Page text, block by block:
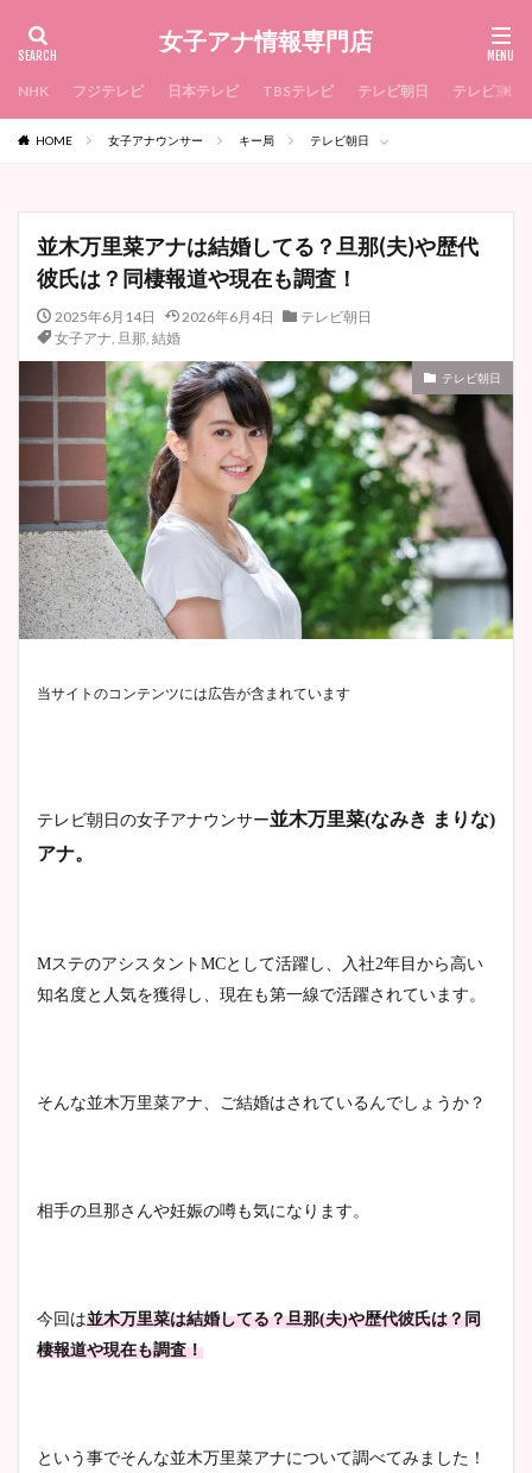
女子アナ情報専門店
NHK フジテレビ 日本テレビ TBSテレビ テレビ朝日 テレビ東京
HOME 女子アナウンサー キー局 テレビ朝日
並木万里菜アナは結婚してる？旦那(夫)や歴代
彼氏は？同棲報道や現在も調査！
2025年6月14日 2026年6月4日
テレビ朝日
女子アナ, 旦那, 結婚
テレビ朝日
当サイトのコンテンツには広告が含まれています
テレビ朝日の女子アナウンサー並木万里菜(なみき まりな)
アナ。
Mステのアシスタント MCとして活躍し、入社2年目から高い
知名度と人気を獲得し、現在も第一線で活躍されています。
そんな並木万里菜アナ、ご結婚はされているんでしょうか？
相手の旦那さんや妊娠の噂も気になります。
今回は並木万里菜は結婚してる？旦那(夫)や歴代彼氏は？同
棲報道や現在も調査！
という事でそんな並木万里菜アナについて調べてみました！